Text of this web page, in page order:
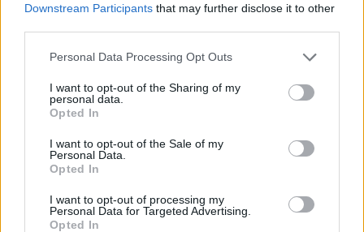
Downstream Participants that may further disclose it to other
Personal Data Processing Opt Outs
I want to opt-out of the Sharing of my
personal data.
Opted In
I want to opt-out of the Sale of my
Personal Data.
Opted In
I want to opt-out of processing my
Personal Data for Targeted Advertising.
Opted In
ΑΠΟΨΕΙΣ
Εδώ Παππάς, εκεί Παππάς, που είναι